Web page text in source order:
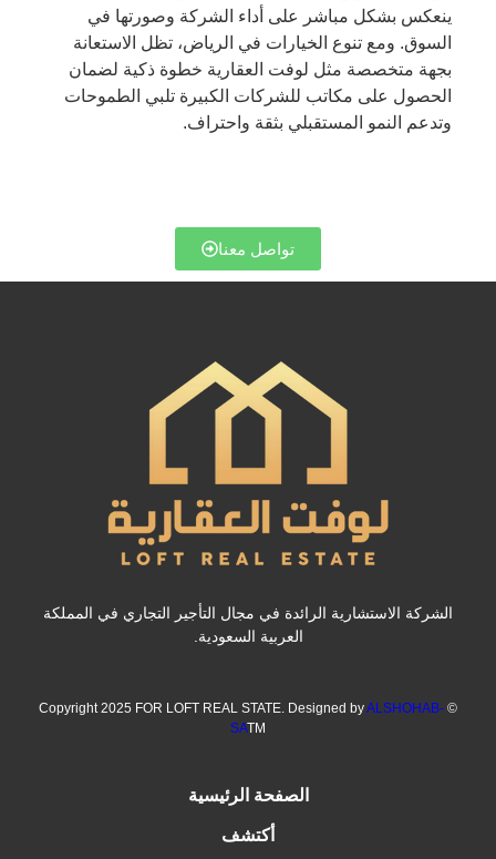
ينعكس بشكل مباشر على أداء الشركة وصورتها في
السوق. ومع تنوع الخيارات في الرياض، تظل الاستعانة
بجهة متخصصة مثل لوفت العقارية خطوة ذكية لضمان
الحصول على مكاتب للشركات الكبيرة تلبي الطموحات
وتدعم النمو المستقبلي بثقة واحتراف.
تواصل معنا
الشركة الاستشارية الرائدة في مجال التأجير التجاري في المملكة
العربية السعودية.
© Copyright 2025 FOR LOFT REAL STATE. Designed by
ALSHOHAB-
SATM
الصفحة الرئيسية
أكتشف